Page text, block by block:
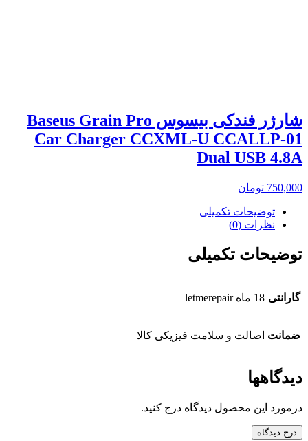
شارژر فندکی بیسوس Baseus Grain Pro
Car Charger CCXML-U CCALLP-01
Dual USB 4.8A
750,000 تومان
توضیحات تکمیلی
نظرات (0)
توضیحات تکمیلی
گارانتی 18 ماه letmerepair
ضمانت اصالت و سلامت فیزیکی کالا
دیدگاهها
درمورد این محصول دیدگاه درج کنید.
درج دیدگاه